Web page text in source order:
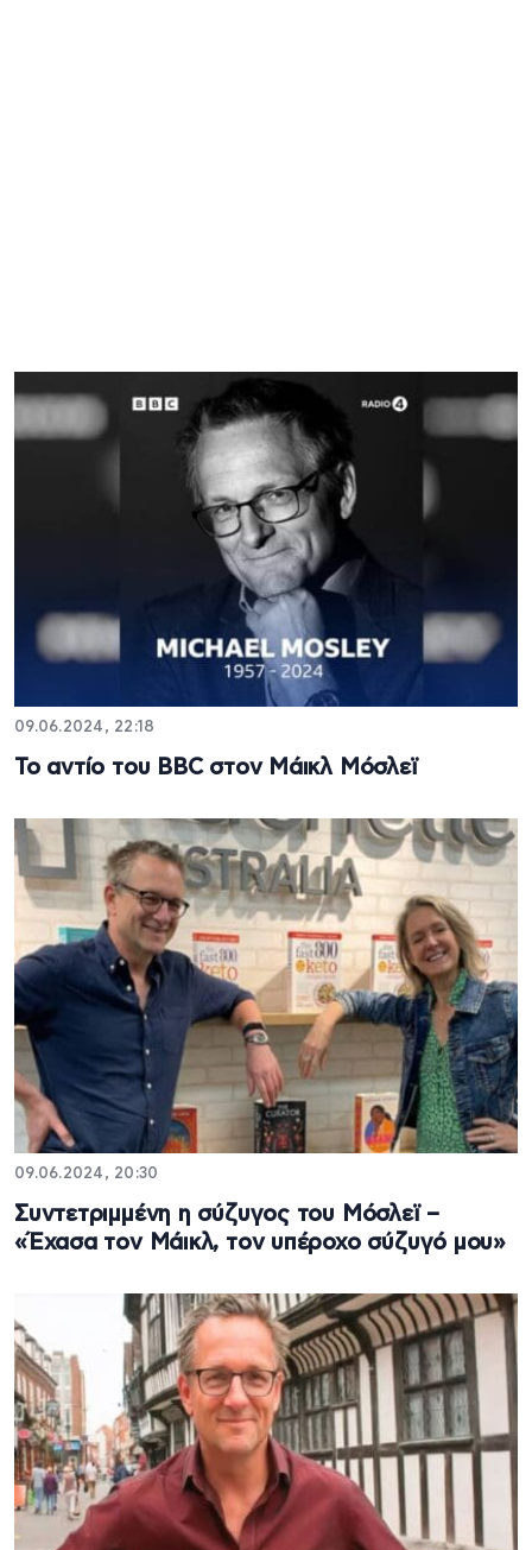
09.06.2024, 22:18
Το αντίο του BBC στον Μάικλ Μόσλεϊ
09.06.2024, 20:30
Συντετριμμένη η σύζυγος του Μόσλεϊ –
«Έχασα τον Μάικλ, τον υπέροχο σύζυγό μου»